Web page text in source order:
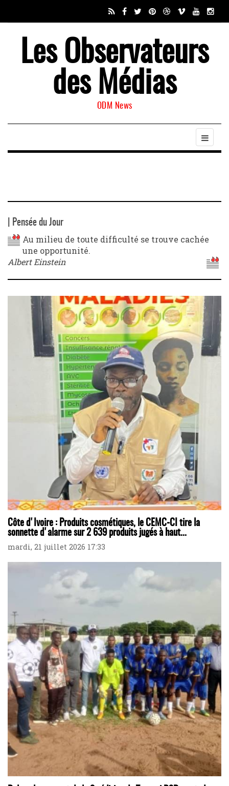
Les Observateurs
des Médias
ODM News
| Pensée du Jour
Au milieu de toute difficulté se trouve cachée
une opportunité.
Albert Einstein
Côte d'Ivoire : Produits cosmétiques, le CEMC-CI tire la
sonnette d'alarme sur 2 639 produits jugés à haut...
mardi, 21 juillet 2026 17:33